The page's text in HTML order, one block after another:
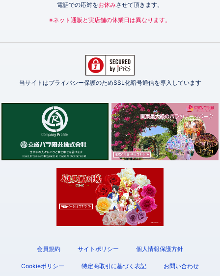
電話での応対をお休みさせて頂きます。
※ネット通販と実店舗の休業日は異なります。
当サイトはプライバシー保護のためSSL化暗号通信を導入しています
会員規約 サイトポリシー 個人情報保護方針
Cookieポリシー 特定商取引に基づく表記 お問い合わせ